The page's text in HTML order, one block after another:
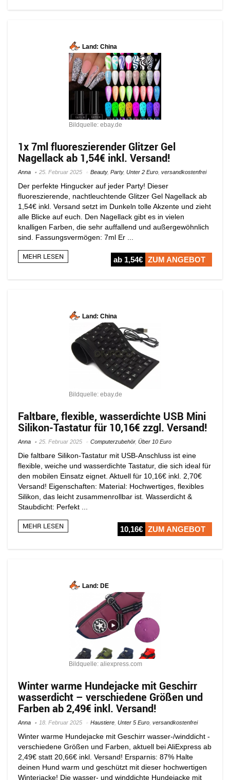
Land: China
Bildquelle: ebay.de
1x 7ml fluoreszierender Glitzer Gel
Nagellack ab 1,54€ inkl. Versand!
Anna 25. Februar 2025 Beauty, Party, Unter 2 Euro versandkostenfrei
Der perfekte Hingucker auf jeder Party! Dieser
fluoreszierende, nachtleuchtende Glitzer Gel Nagellack ab
1,54€ inkl. Versand setzt im Dunkeln tolle Akzente und zieht
alle Blicke auf euch. Den Nagellack gibt es in vielen
knalligen Farben, die sehr auffallend und außergewöhnlich
sind. Fassungsvermögen: 7ml Er ...
MEHR LESEN ab 1,54€ ZUM ANGEBOT
Land: China
Bildquelle: ebay.de
Faltbare, flexible, wasserdichte USB Mini
Silikon-Tastatur für 10,16€ zzgl. Versand!
Anna 25. Februar 2025 Computerzubehör, Über 10 Euro
Die faltbare Silikon-Tastatur mit USB-Anschluss ist eine
flexible, weiche und wasserdichte Tastatur, die sich ideal für
den mobilen Einsatz eignet. Aktuell für 10,16€ inkl. 2,70€
Versand! Eigenschaften: Material: Hochwertiges, flexibles
Silikon, das leicht zusammenrollbar ist. Wasserdicht &
Staubdicht: Perfekt ...
MEHR LESEN 10,16€ ZUM ANGEBOT
Land: DE
Bildquelle: aliexpress.com
Winter warme Hundejacke mit Geschirr
wasserdicht – verschiedene Größen und
Farben ab 2,49€ inkl. Versand!
Anna 18. Februar 2025 Haustiere Unter 5 Euro versandkostenfrei
Winter warme Hundejacke mit Geschirr wasser-/winddicht -
verschiedene Größen und Farben, aktuell bei AliExpress ab
2,49€ statt 20,66€ inkl. Versand! Ersparnis: 87% Halte
deinen Hund warm und geschützt mit dieser hochwertigen
Winterjacke! Die wasser- und winddichte Hundejacke mit